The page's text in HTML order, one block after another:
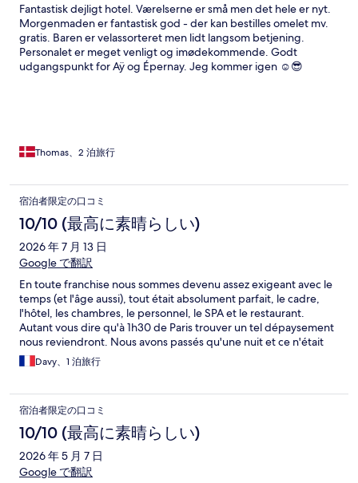
Fantastisk dejligt hotel. Værelserne er små men det hele er nyt.
Morgenmaden er fantastisk god - der kan bestilles omelet mv.
gratis. Baren er velassorteret men lidt langsom betjening.
Personalet er meget venligt og imødekommende. Godt
udgangspunkt for Aÿ og Épernay. Jeg kommer igen ☺️😎
Thomas、2 泊旅行
宿泊者限定の口コミ
10/10 (最高に素晴らしい)
2026 年 7 月 13 日
Google で翻訳
En toute franchise nous sommes devenu assez exigeant avec le
temps (et l'âge aussi), tout était absolument parfait, le cadre,
l'hôtel, les chambres, le personnel, le SPA et le restaurant.
Autant vous dire qu'à 1h30 de Paris trouver un tel dépaysement
nous reviendront. Nous avons passés qu'une nuit et ce n'était
pas assez.
Davy、1 泊旅行
宿泊者限定の口コミ
10/10 (最高に素晴らしい)
2026 年 5 月 7 日
Google で翻訳